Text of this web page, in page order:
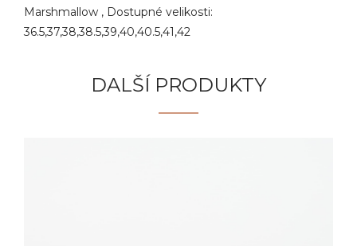
Marshmallow , Dostupné velikosti:
36.5,37,38,38.5,39,40,40.5,41,42
DALŠÍ PRODUKTY